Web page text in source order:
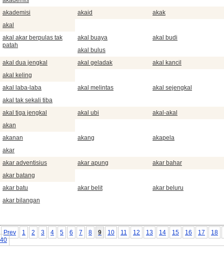
akademisi
akaid
akak
akal
akal akar berpulas tak
patah
akal buaya
akal budi
akal bulus
akal dua jengkal
akal geladak
akal kancil
akal keling
akal laba-laba
akal melintas
akal sejengkal
akal tak sekali tiba
akal tiga jengkal
akal ubi
akal-akal
akan
akanan
akang
akapela
akar
akar adventisius
akar apung
akar bahar
akar batang
akar batu
akar belit
akar beluru
akar bilangan
Prev 1 2 3 4 5 6 7 8 9 10 11 12 13 14 15 16 17
18
40